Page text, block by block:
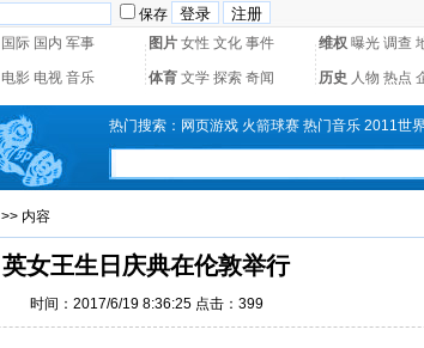
保存
国际 国内 军事 图片 女性 文化 事件 维权 曝光 调查
电影 电视 音乐 体育 文学 探索 奇闻 历史 人物 热点
热门搜索： 网页游戏 火箭球赛 热门音乐 2011世
>> 内容
英女王生日庆典在伦敦举行
时间：2017/6/19 8:36:25 点击： 399